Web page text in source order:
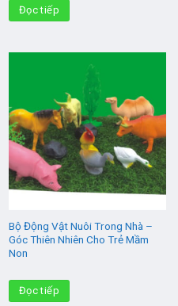
Đọc tiếp
Bộ Động Vật Nuôi Trong Nhà –
Góc Thiên Nhiên Cho Trẻ Mầm
Non
Đọc tiếp